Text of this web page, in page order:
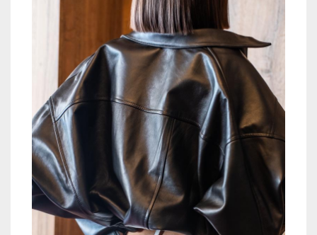
DRESSES
TOPS
JACKETS